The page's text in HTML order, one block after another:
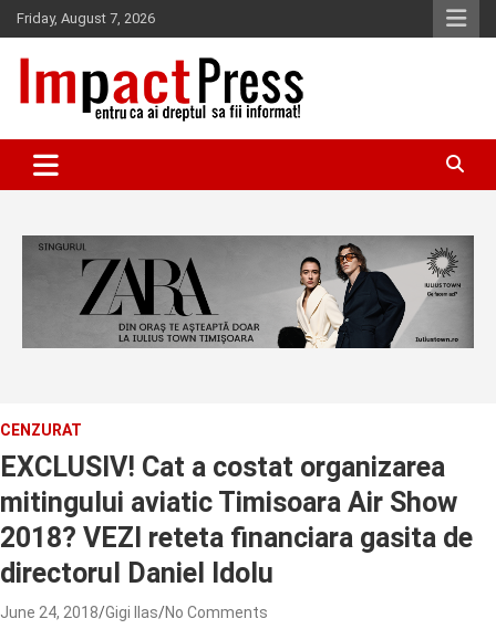
Skip
to
content
Friday, August 7, 2026
IMPACTPRESS
CENZURAT
EXCLUSIV! Cat a costat organizarea
mitingului aviatic Timisoara Air Show
2018? VEZI reteta financiara gasita de
directorul Daniel Idolu
June 24, 2018 Gigi Ilas No Comments